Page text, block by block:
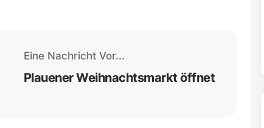
Eine Nachricht Vor...
Plauener Weihnachtsmarkt öffnet